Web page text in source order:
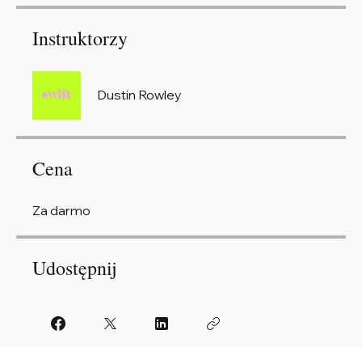
Instruktorzy
Dustin Rowley
Cena
Za darmo
Udostępnij